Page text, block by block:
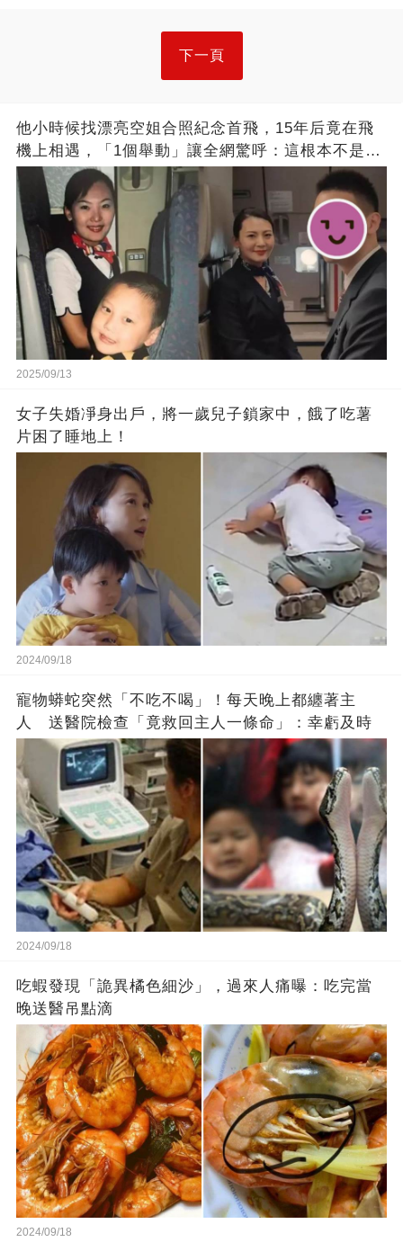
下一頁
他小時候找漂亮空姐合照紀念首飛，15年后竟在飛
機上相遇，「1個舉動」讓全網驚呼：這根本不是巧
合！
2025/09/13
女子失婚凈身出戶，將一歲兒子鎖家中，餓了吃薯
片困了睡地上！
2024/09/18
寵物蟒蛇突然「不吃不喝」！每天晚上都纏著主
人 送醫院檢查「竟救回主人一條命」：幸虧及時
2024/09/18
吃蝦發現「詭異橘色細沙」，過來人痛曝：吃完當
晚送醫吊點滴
2024/09/18